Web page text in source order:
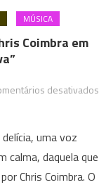
MÚSICA
Coimbra em
desativados
uma voz
calma, daquela que
Chris Coimbra. O